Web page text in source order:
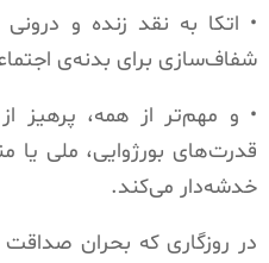
• اتکا به نقد زنده و
شفاف‌سازی برای بدنه‌ی
• و مهم‌تر از همه، پرهیز
قدرت‌های بورژوایی، ملی یا
خدشه‌دار می‌کند.
در روزگاری که بحران